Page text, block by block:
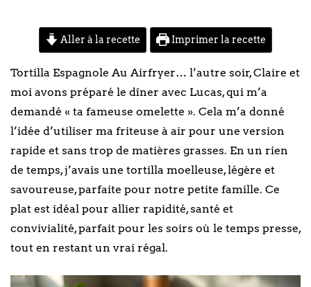
Aller à la recette Imprimer la recette
Tortilla Espagnole Au Airfryer… l’autre soir, Claire et
moi avons préparé le dîner avec Lucas, qui m’a
demandé « ta fameuse omelette ». Cela m’a donné
l’idée d’utiliser ma friteuse à air pour une version
rapide et sans trop de matières grasses. En un rien
de temps, j’avais une tortilla moelleuse, légère et
savoureuse, parfaite pour notre petite famille. Ce
plat est idéal pour allier rapidité, santé et
convivialité, parfait pour les soirs où le temps presse,
tout en restant un vrai régal.